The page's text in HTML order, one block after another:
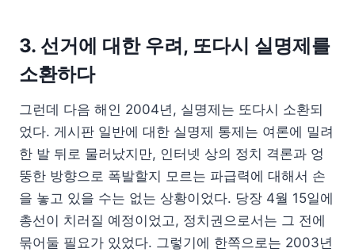
3. 선거에 대한 우려, 또다시 실명제를
소환하다
그런데 다음 해인 2004년, 실명제는 또다시 소환되
었다. 게시판 일반에 대한 실명제 통제는 여론에 밀려
한 발 뒤로 물러났지만, 인터넷 상의 정치 격론과 엉
뚱한 방향으로 폭발할지 모르는 파급력에 대해서 손
을 놓고 있을 수는 없는 상황이었다. 당장 4월 15일에
총선이 치러질 예정이었고, 정치권으로서는 그 전에
묶어둘 필요가 있었다. 그렇기에 한쪽으로는 2003년